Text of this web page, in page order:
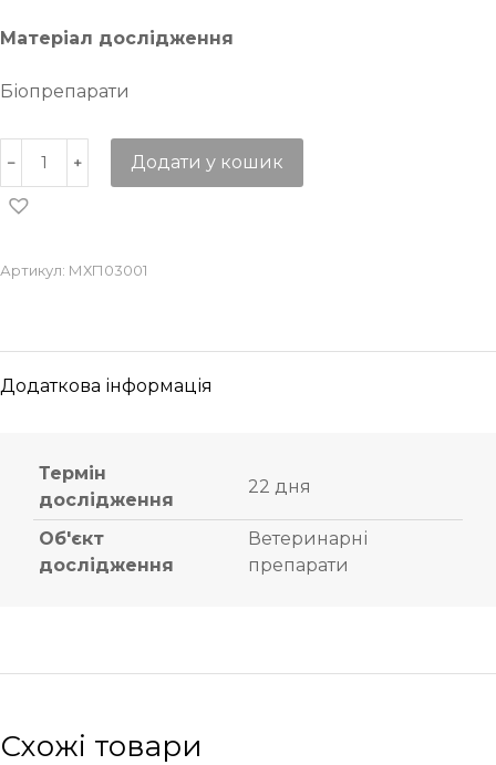
Матеріал дослідження
Біопрепарати
Додати у кошик
Артикул: МХП03001
Додаткова інформація
Термін
дослідження
22 дня
Об'єкт
дослідження
Ветеринарні
препарати
Схожі товари